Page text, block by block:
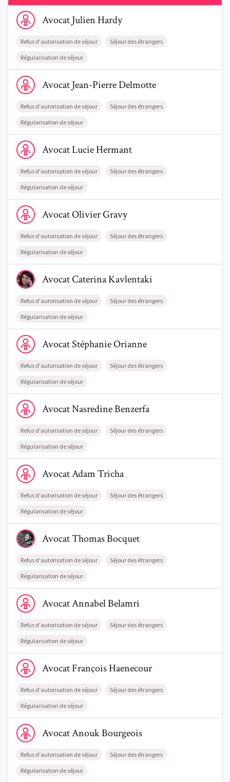
Voir le profil de AvocatJulien Hardy
AvocatJulienHardy
Refus d'autorisation de séjour Séjour des étrangers
Régularisation de séjour
Voir le profil de AvocatJean-Pierre Delmotte
AvocatJean-PierreDelmotte
Refus d'autorisation de séjour Séjour des étrangers
Régularisation de séjour
Voir le profil de AvocatLucie Hermant
AvocatLucieHermant
Refus d'autorisation de séjour Séjour des étrangers
Régularisation de séjour
Voir le profil de AvocatOlivier Gravy
AvocatOlivierGravy
Refus d'autorisation de séjour Séjour des étrangers
Régularisation de séjour
Voir le profil de AvocatCaterina Kavlentaki
AvocatCaterinaKavlentaki
Refus d'autorisation de séjour Séjour des étrangers
Régularisation de séjour
Voir le profil de AvocatStéphanie Orianne
AvocatStéphanieOrianne
Refus d'autorisation de séjour Séjour des étrangers
Régularisation de séjour
Voir le profil de AvocatNasredine Benzerfa
AvocatNasredineBenzerfa
Refus d'autorisation de séjour Séjour des étrangers
Régularisation de séjour
Voir le profil de AvocatAdam Tricha
AvocatAdamTricha
Refus d'autorisation de séjour Séjour des étrangers
Régularisation de séjour
Voir le profil de AvocatThomas Bocquet
AvocatThomasBocquet
Refus d'autorisation de séjour Séjour des étrangers
Régularisation de séjour
Voir le profil de AvocatAnnabel Belamri
AvocatAnnabelBelamri
Refus d'autorisation de séjour Séjour des étrangers
Régularisation de séjour
Voir le profil de AvocatFrançois Haenecour
AvocatFrançoisHaenecour
Refus d'autorisation de séjour Séjour des étrangers
Régularisation de séjour
Voir le profil de AvocatAnouk Bourgeois
AvocatAnoukBourgeois
Refus d'autorisation de séjour Séjour des étrangers
Régularisation de séjour